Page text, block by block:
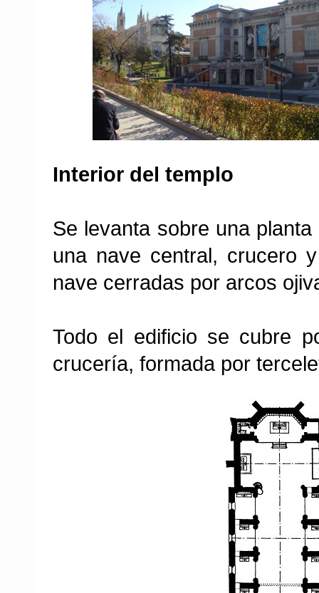
Interior del templo
Se levanta sobre una
una nave central, crucero
nave cerradas por arcos
Todo el edificio se cubre
crucería, formada por